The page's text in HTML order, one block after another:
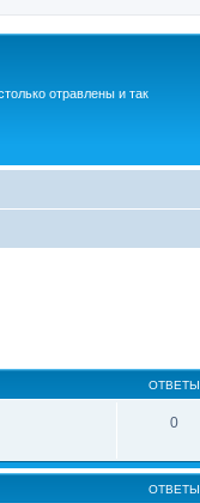
отравлены и так
ОТВЕТЫ
0
ОТВЕТЫ